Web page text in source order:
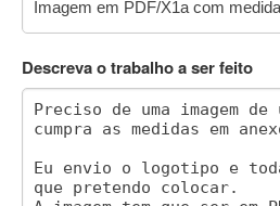
Descreva o trabalho a ser feito